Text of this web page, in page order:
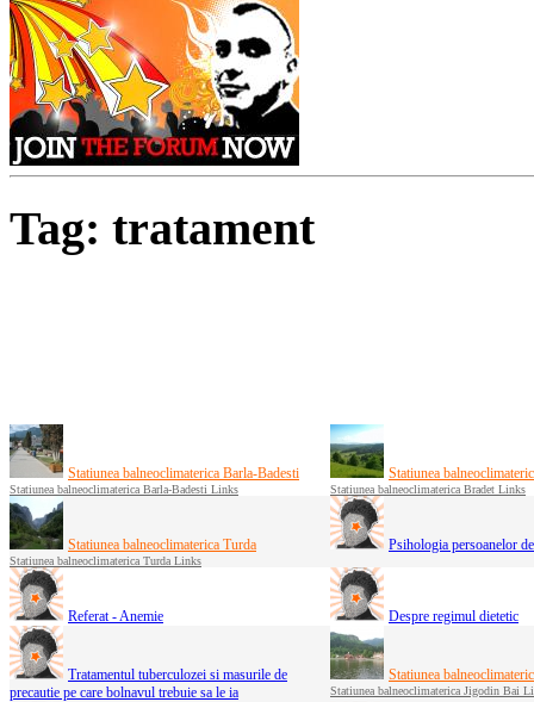
Tag: tratament
Statiunea balneoclimaterica Barla-Badesti
Statiunea balneoclimaterica Barla-Badesti Links
Statiunea
Statiunea balneoclimaterica Bradet Links
Statiunea balneoclimaterica Turda
Statiunea balneoclimaterica Turda Links
Psihologia persoanelor
Referat - Anemie Despre regimul dietetic
Tratamentul tuberculozei si masurile de
precautie pe care bolnavul trebuie sa le ia
Statiunea
Statiunea balneoclimaterica Jigodin Bai